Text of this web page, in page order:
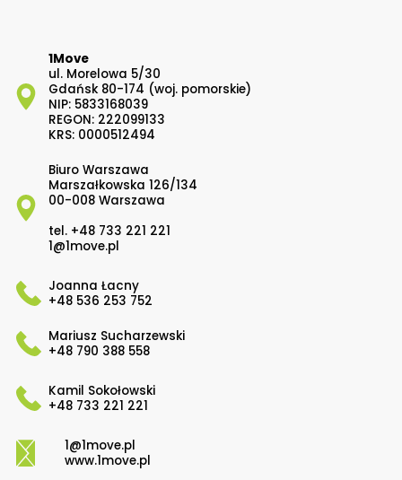
1Move
ul. Morelowa 5/30
Gdańsk 80-174 (woj. pomorskie)
NIP: 5833168039
REGON: 222099133
KRS: 0000512494
Biuro Warszawa
Marszałkowska 126/134
00-008 Warszawa
tel. +48 733 221 221
1@1move.pl
Joanna Łacny
+48 536 253 752
Mariusz Sucharzewski
+48 790 388 558
Kamil Sokołowski
+48 733 221 221
1@1move.pl
www.1move.pl